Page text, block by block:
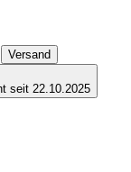
Versand
seit 22.10.2025